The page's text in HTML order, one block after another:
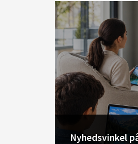
Nyhedsvinkel